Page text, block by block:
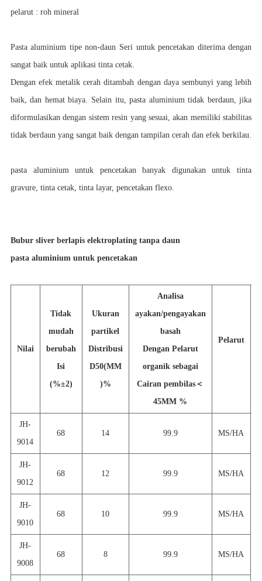
pelarut : roh mineral
Pasta aluminium tipe non-daun Seri untuk pencetakan diterima dengan
sangat baik untuk aplikasi tinta cetak.
Dengan efek metalik cerah ditambah dengan daya sembunyi yang lebih
baik, dan hemat biaya. Selain itu, pasta aluminium tidak berdaun, jika
diformulasikan dengan sistem resin yang sesuai, akan memiliki stabilitas
tidak berdaun yang sangat baik dengan tampilan cerah dan efek berkilau.
pasta aluminium untuk pencetakan banyak digunakan untuk tinta
gravure, tinta cetak, tinta layar, pencetakan flexo.
Bubur sliver berlapis elektroplating tanpa daun
pasta aluminium untuk pencetakan
Nilai
Tidak
mudah
berubah
Isi
(%±2)
Ukuran
partikel
Distribusi
D50(MM
)%
Analisa
ayakan/pengayakan
basah
Dengan Pelarut
organik sebagai
Cairan pembilas ＜
45MM %
Pelarut
JH-
9014
68 14 99.9 MS/HA
JH-
9012
68 12 99.9 MS/HA
JH-
9010
68 10 99.9 MS/HA
JH-
9008
68 8 99.9 MS/HA